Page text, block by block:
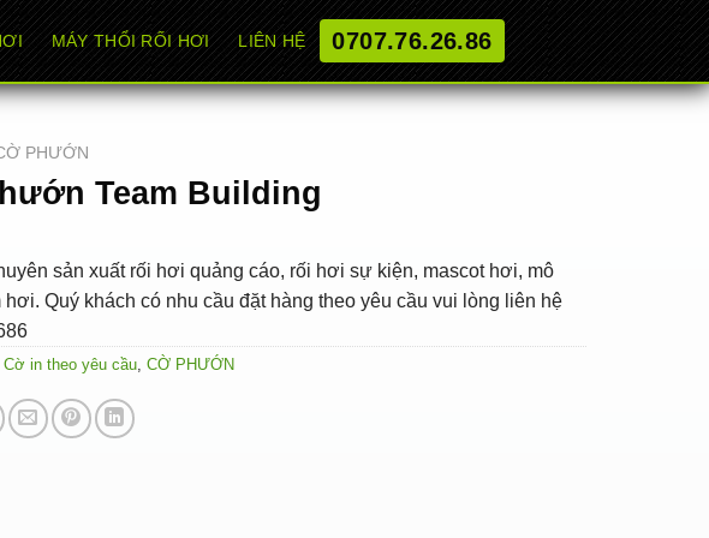
MÁY THỔI RỐI HƠI LIÊN HỆ 0707.76.26.86
PHƯỚN
Team Building
sản xuất rối hơi quảng cáo, rối hơi sự kiện, mascot hơi, mô
hơi. Quý khách có nhu cầu đặt hàng theo yêu cầu vui lòng liên hệ
Cờ in theo yêu cầu CỜ PHƯỚN